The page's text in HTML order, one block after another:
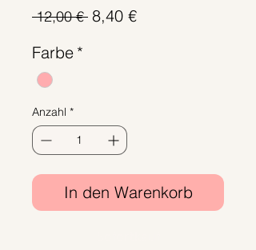
12,00 € Standardpreis
8,40 €Sale-
Farbe *
Anzahl *
In den Warenkorb